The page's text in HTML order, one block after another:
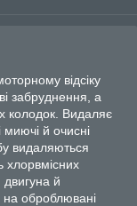
відсіку
забруднення, а
колодок. Видаляє
миючі й очисні
видаляються
хлорвмісних
й
на оброблювані